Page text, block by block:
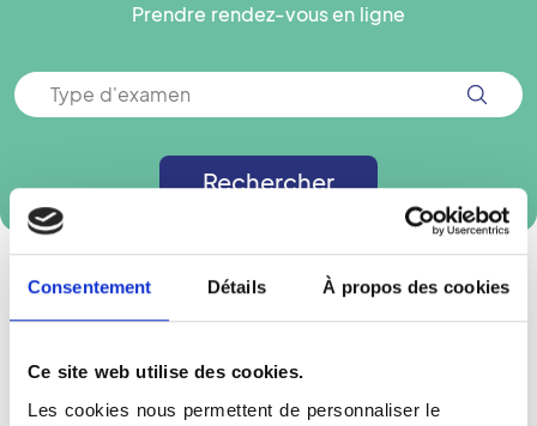
Consentement Détails À propos des cookies
Ce site web utilise des cookies.
Les cookies nous permettent de personnaliser le
Prendre rendez-vous en ligne
Type d'examen
Rechercher